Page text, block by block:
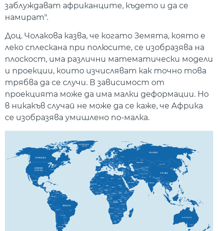
заблуждават африканците, където и да се
намират".
Доц. Чолакова казва, че когато Земята, която е
леко сплескана при полюсите, се изобразява на
плоскост, има различни математически модели
и проекции, които изчисляват как точно това
трябва да се случи. В зависимост от
проекцията може да има малки деформации. Но
в никакъв случай не може да се каже, че Африка
се изобразява умишлено по-малка.